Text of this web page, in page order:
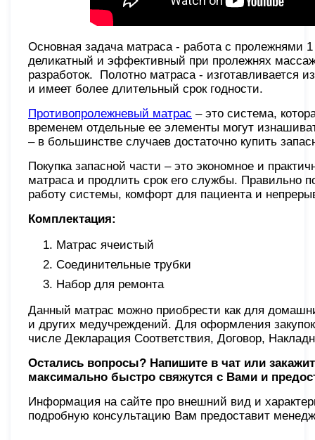
Основная задача матраса - работа с пролежнями
деликатный и эффективный при пролежнях
разработок. Полотно матраса - изготавливается
и имеет более длительный срок годности.
Противопролежневый матрас – это система,
временем отдельные ее элементы могут
– в большинстве случаев достаточно купить
Покупка запасной части – это экономное и
матраса и продлить срок его службы. Правильно
работу системы, комфорт для пациента и
Комплектация:
Матрас ячеистый
Соединительные трубки
Набор для ремонта
Данный матрас можно приобрести как для
и других медучреждений. Для оформления
числе Декларация Соответствия, Договор,
Остались вопросы? Напишите в чат или
максимально быстро свяжутся с Вами и
Информация на сайте про внешний вид и
подробную консультацию Вам предоставит